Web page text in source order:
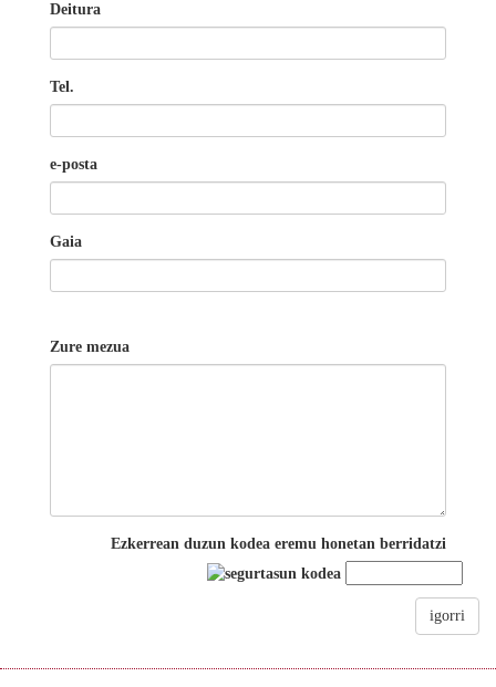
Deitura
Tel.
e-posta
Gaia
Zure mezua
Ezkerrean duzun kodea eremu honetan berridatzi
igorri